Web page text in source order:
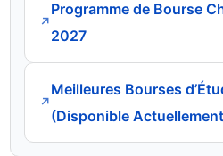
↗
Programme de Bourse
2027
↗
Meilleures Bourses
(Disponible